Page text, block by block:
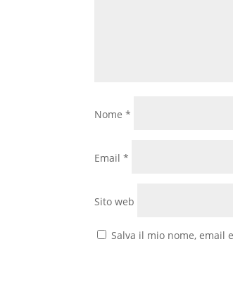
Nome*
Email*
Sito web
Salva il mio nome, email